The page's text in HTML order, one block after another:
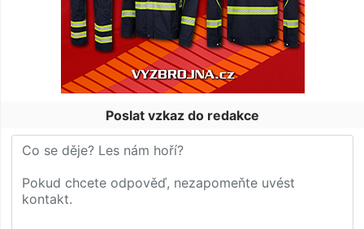
Poslat vzkaz do redakce